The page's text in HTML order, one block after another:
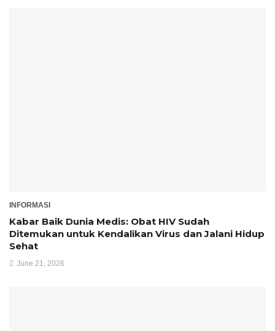
INFORMASI
Kabar Baik Dunia Medis: Obat HIV Sudah
Ditemukan untuk Kendalikan Virus dan Jalani Hidup
Sehat
June 21, 2026